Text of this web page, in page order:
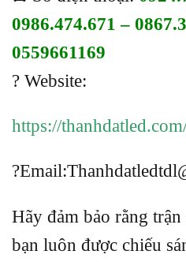
0986.474.671 –
0559661169
? Website:
https://
?
Hãy đảm bảo rằng
bạn luôn được chiếu